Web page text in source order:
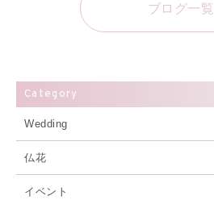
ブログ一覧
Category
Wedding
仏花
イベント